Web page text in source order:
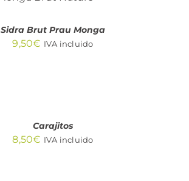
Sidra Brut Prau Monga
9,50€ IVA incluido
Carajitos
8,50€ IVA incluido